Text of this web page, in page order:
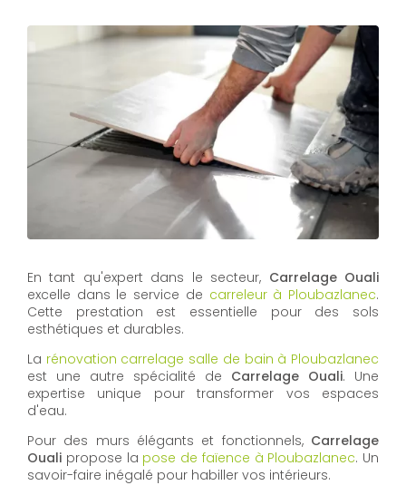
En tant qu'expert dans le secteur, Carrelage Ouali
excelle dans le service de carreleur à Ploubazlanec.
Cette prestation est essentielle pour des sols
esthétiques et durables.
La rénovation carrelage salle de bain à Ploubazlanec
est une autre spécialité de Carrelage Ouali. Une
expertise unique pour transformer vos espaces
d'eau.
Pour des murs élégants et fonctionnels, Carrelage
Ouali propose la pose de faïence à Ploubazlanec. Un
savoir-faire inégalé pour habiller vos intérieurs.